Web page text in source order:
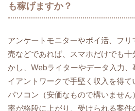
も稼げますか？
アンケートモニターやポイ活、フリ
売などであれば、スマホだけでも十
かし、Webライターやデータ入力、
イアントワークで手堅く収入を得て
パソコン（安価なもので構いません
率が格段に上がり、受けられる案件